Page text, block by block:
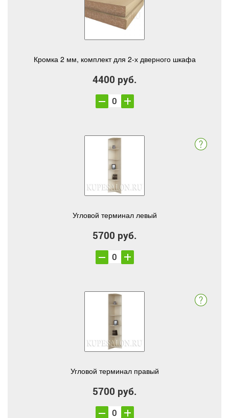
Кромка 2 мм, комплект для 2-х дверного шкафа
4400 руб.
Угловой терминал левый
5700 руб.
Угловой терминал правый
5700 руб.